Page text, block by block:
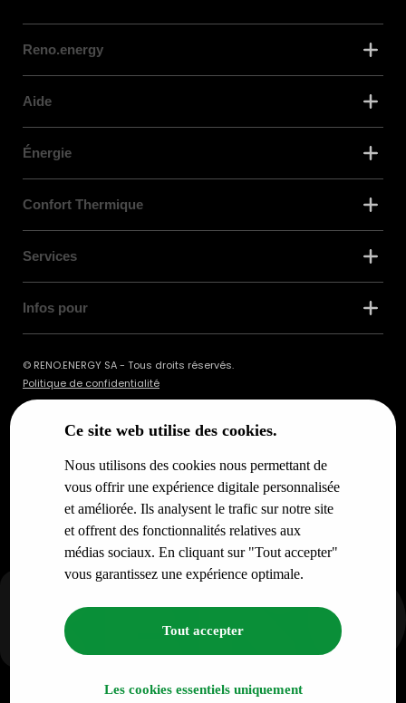
Ce site web utilise des cookies.
Nous utilisons des cookies nous permettant de
vous offrir une expérience digitale personnalisée
et améliorée. Ils analysent le trafic sur notre site
et offrent des fonctionnalités relatives aux
médias sociaux. En cliquant sur "Tout accepter"
vous garantissez une expérience optimale.
Tout accepter
Les cookies essentiels uniquement
Reno.energy
Aide
Énergie
Confort Thermique
Services
Infos pour
© RENO.ENERGY SA - Tous droits réservés.
Politique de confidentialité